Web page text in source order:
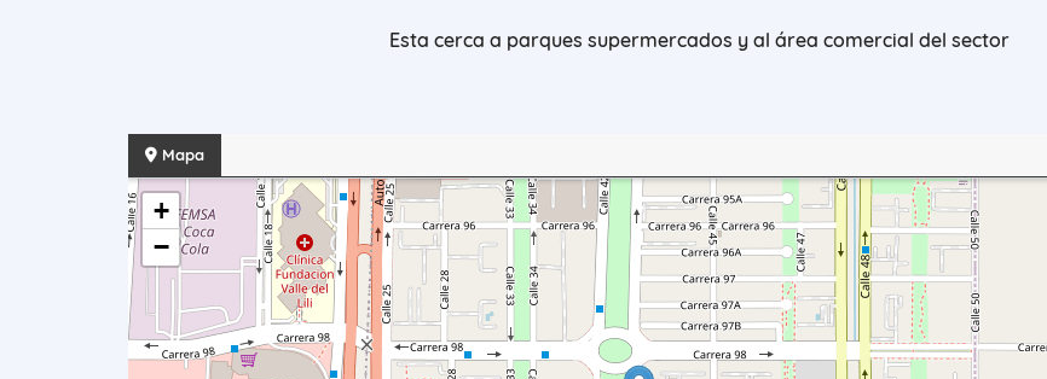
Esta cerca a parques supermercados y al área comercial del sector
Mapa
+
−